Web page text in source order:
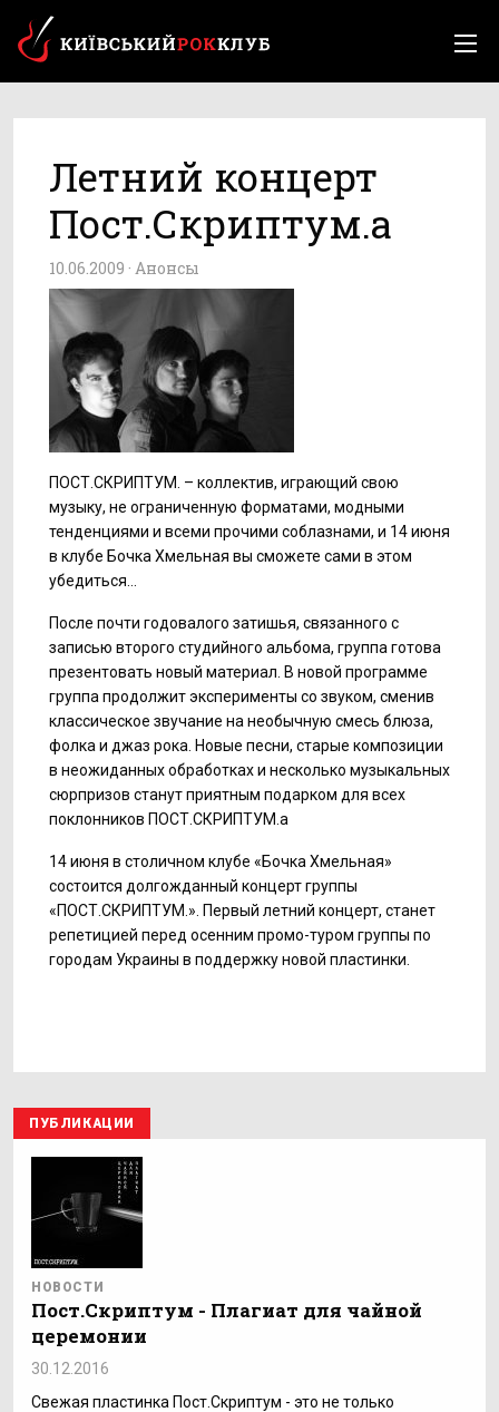
Летний концерт
Пост.Скриптум.а
10.06.2009 · Анонсы
ПОСТ.СКРИПТУМ. – коллектив, играющий свою
музыку, не ограниченную форматами, модными
тенденциями и всеми прочими соблазнами, и 14 июня
в клубе Бочка Хмельная вы сможете сами в этом
убедиться…
После почти годовалого затишья, связанного с
записью второго студийного альбома, группа готова
презентовать новый материал. В новой программе
группа продолжит эксперименты со звуком, сменив
классическое звучание на необычную смесь блюза,
фолка и джаз рока. Новые песни, старые композиции
в неожиданных обработках и несколько музыкальных
сюрпризов станут приятным подарком для всех
поклонников ПОСТ.СКРИПТУМ.а
14 июня в столичном клубе «Бочка Хмельная»
состоится долгожданный концерт группы
«ПОСТ.СКРИПТУМ.». Первый летний концерт, станет
репетицией перед осенним промо-туром группы по
городам Украины в поддержку новой пластинки.
ПУБЛИКАЦИИ
НОВОСТИ
Пост.Скриптум - Плагиат для чайной
церемонии
30.12.2016
Свежая пластинка Пост.Скриптум - это не только